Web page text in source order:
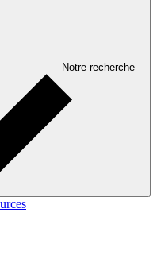
Notre recherche